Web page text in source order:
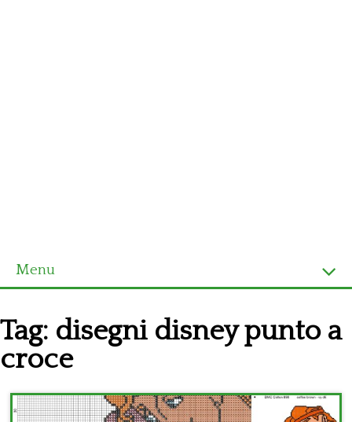
Menu
Ultimi schemi
Alfabeto
Bambini
Tag: disegni disney punto a
croce